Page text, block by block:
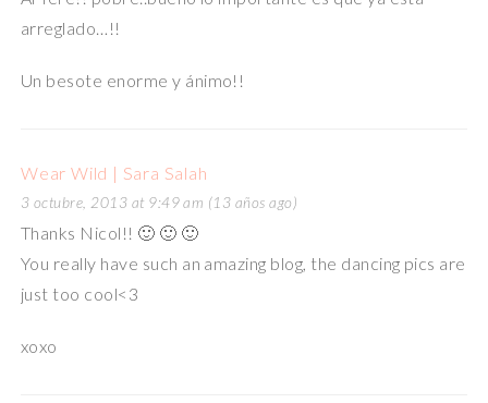
arreglado…!!
Un besote enorme y ánimo!!
Wear Wild | Sara Salah
3 octubre, 2013 at 9:49 am (13 años ago)
Thanks Nicol!! 🙂 🙂 🙂
You really have such an amazing blog, the dancing pics are
just too cool<3
xoxo